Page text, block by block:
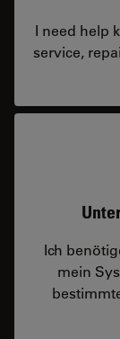
I need help
service,
Ich
mein